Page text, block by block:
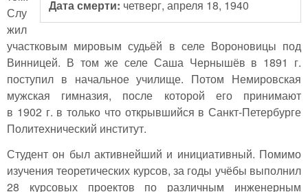
Дата смерти: четверг, апреля 18, 1940
Слу
жил
участковым мировым судьёй в селе Вороновицы под
Винницей. В том же селе Саша Чернышёв в 1891 г.
поступил в начальное училище. Потом Немировская
мужская гимназия, после которой его принимают
в 1902 г. в только что открывшийся в Санкт-Петербурге
Политехнический институт.
Студент он был активнейший и инициативный. Помимо
изучения теоретических курсов, за годы учёбы выполнил
28 курсовых проектов по различным инженерным